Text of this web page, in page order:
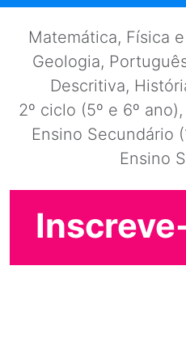
Matemática, Física
Geologia,
Descritiva,
2º ciclo (5º e 6º
Ensino Secundário
Ensino